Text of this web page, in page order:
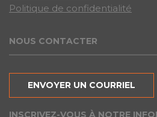
Politique de confidentialité
NOUS CONTACTER
ENVOYER UN COURRIEL
INSCRIVEZ-VOUS À NOTRE